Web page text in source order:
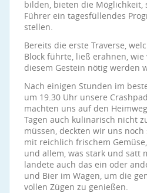
bilden, bieten die Möglichkeit,
Führer ein tagesfüllendes
stellen.
Bereits die erste Traverse,
Block führte, ließ erahnen,
diesem Gestein nötig werden
Nach einigen Stunden im
um 19.30 Uhr unsere
machten uns auf den
Tagen auch kulinarisch nicht
müssen, deckten wir uns noch
mit reichlich frischem
und allem, was stark und satt
landete auch das ein oder
und Bier im Wagen, um die
vollen Zügen zu genießen.